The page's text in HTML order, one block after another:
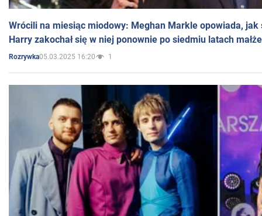
Wrócili na miesiąc miodowy: Meghan Markle opowiada, jak
Harry zakochał się w niej ponownie po siedmiu latach
Rozrywka05.03.2025 16:20 1